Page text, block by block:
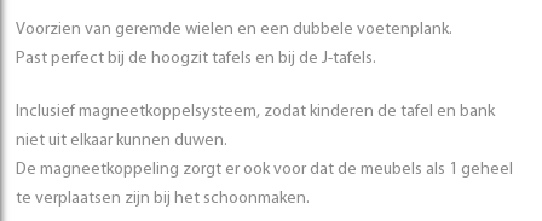
Voorzien van geremde wielen en een dubbele voetenplank.
Past perfect bij de hoogzit tafels en bij de J-tafels.
Inclusief magneetkoppelsysteem, zodat kinderen de tafel en bank
niet uit elkaar kunnen duwen.
De magneetkoppeling zorgt er ook voor dat de meubels als 1 geheel
te verplaatsen zijn bij het schoonmaken.